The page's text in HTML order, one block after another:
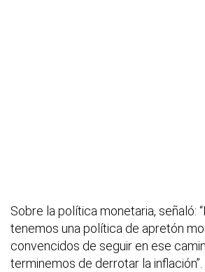
Sobre la política monetaria, señaló:
tenemos una política de apretón
convencidos de seguir en ese
terminemos de derrotar la inflación”.